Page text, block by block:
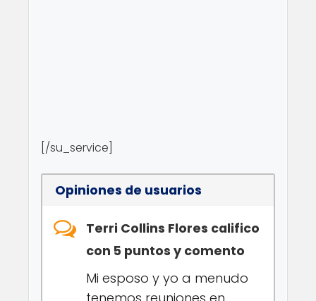
[/su_service]
Opiniones de usuarios
Terri Collins Flores califico
con 5 puntos y comento
Mi esposo y yo a menudo